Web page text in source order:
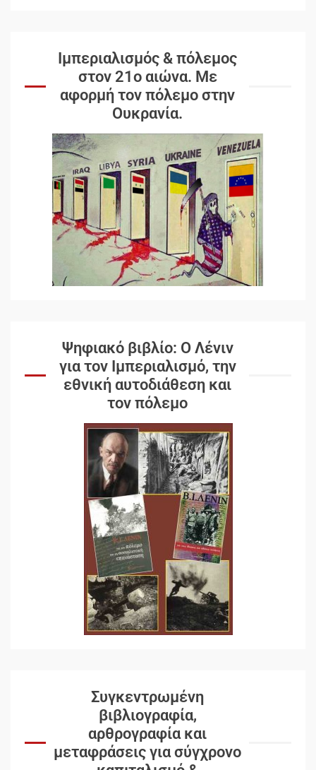
Ιμπεριαλισμός & πόλεμος
στον 21ο αιώνα. Mε
αφορμή τον πόλεμο στην
Ουκρανία.
Ψηφιακό βιβλίο: Ο Λένιν
για τον Ιμπεριαλισμό, την
εθνική αυτοδιάθεση και
τον πόλεμο
Συγκεντρωμένη
βιβλιογραφία,
αρθρογραφία και
μεταφράσεις για σύγχρονο